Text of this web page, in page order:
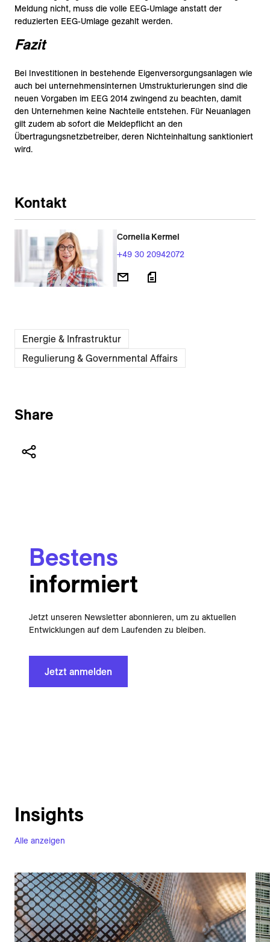
Meldung nicht, muss die volle EEG-Umlage anstatt der
reduzierten EEG-Umlage gezahlt werden.
Fazit
Bei Investitionen in bestehende Eigenversorgungsanlagen wie
auch bei unternehmensinternen Umstrukturierungen sind die
neuen Vorgaben im EEG 2014 zwingend zu beachten, damit
den Unternehmen keine Nachteile entstehen. Für Neuanlagen
gilt zudem ab sofort die Meldepflicht an den
Übertragungsnetzbetreiber, deren Nichteinhaltung sanktioniert
wird.
Kontakt
Cornelia Kermel
+49 30 20942072
Energie & Infrastruktur
Regulierung & Governmental Affairs
Share
Bestens
informiert
Jetzt unseren Newsletter abonnieren, um zu aktuellen
Entwicklungen auf dem Laufenden zu bleiben.
Jetzt anmelden
Alle anzeigen
Insights